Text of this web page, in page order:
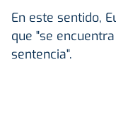
En este sentido,
que "se
sentencia".